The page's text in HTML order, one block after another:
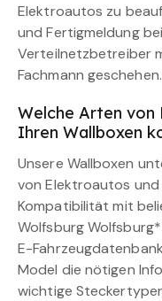
Elektroautos zu
und Fertigmeldung
Verteilnetzbetreiber
Fachmann geschehen.
Welche Arten
Ihren Wallboxen
Unsere Wallboxen
von Elektroautos
Kompatibilität mit
Wolfsburg
E-
Model die nötigen
wichtige